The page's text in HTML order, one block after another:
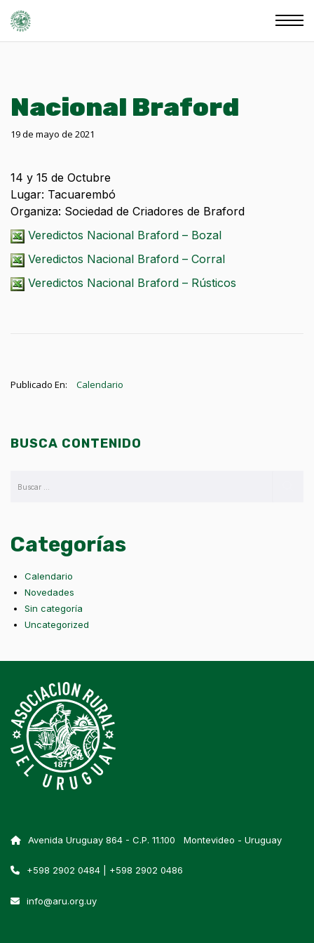
Nacional Braford
19 de mayo de 2021
14 y 15 de Octubre
Lugar: Tacuarembó
Organiza: Sociedad de Criadores de Braford
Veredictos Nacional Braford – Bozal
Veredictos Nacional Braford – Corral
Veredictos Nacional Braford – Rústicos
Publicado En: Calendario
BUSCA CONTENIDO
Categorías
Calendario
Novedades
Sin categoría
Uncategorized
Avenida Uruguay 864 - C.P. 11.100 Montevideo - Uruguay
+598 2902 0484 | +598 2902 0486
info@aru.org.uy